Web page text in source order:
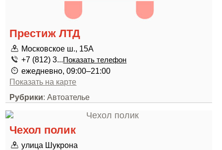
Престиж ЛТД
Московское ш., 15А
+7 (812) 3...Показать телефон
ежедневно, 09:00–21:00
Показать на карте
Рубрики: Автоателье
Чехол полик
улица Шукрона